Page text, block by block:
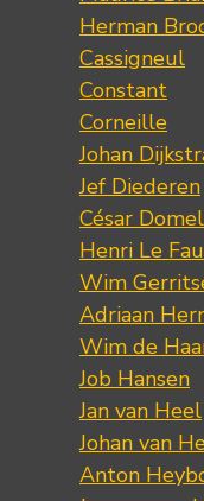
Herman
Cassigneul
Constant
Corneille
Johan
Jef Diederen
César
Henri Le
Wim
Adriaan
Wim de
Job Hansen
Jan van Heel
Johan van
Anton